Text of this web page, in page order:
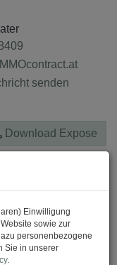
senden
Download Expose
Einwilligung
sowie zur
personenbezogene
Sie in unserer
.